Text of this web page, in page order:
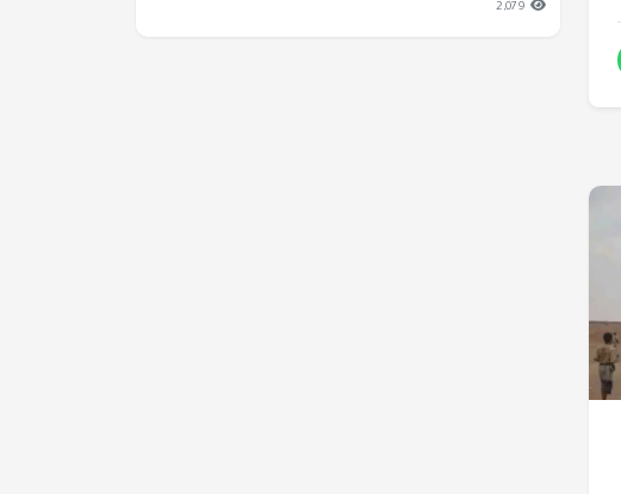
2,079